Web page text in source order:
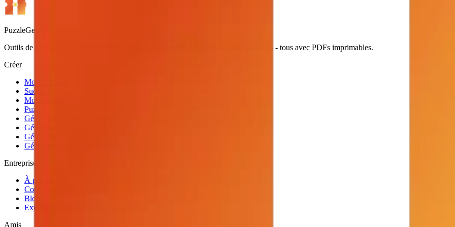
PuzzleGenio
Outils de jeux gratuits. Mots croisés, Sudoku, Mots mêlés, Puzzles et Nonogrammes - tous avec PDFs imprimables.
Créer
Mots Croisés
Sudoku
Mots Mêlés
Puzzle
Générateur de Nonogrammes
Générateur de Bingo
Générateur de Labyrinthe
Générateur de Cryptogrammes
Entreprise
À propos
Contactez-nous
Blog
Extension Chrome
Amis